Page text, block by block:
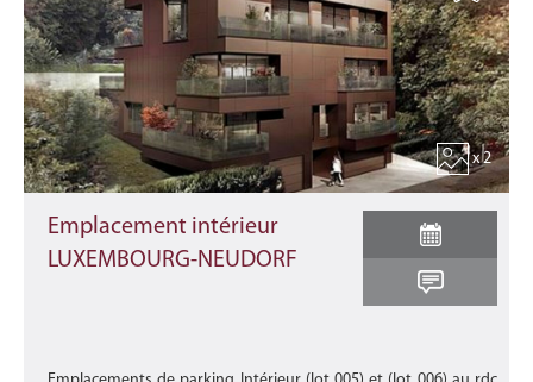
x 2
Emplacement intérieur
LUXEMBOURG-NEUDORF